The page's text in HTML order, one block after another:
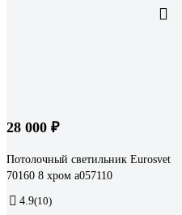
28 000 ₽
Потолочный светильник Eurosvet
70160 8 хром a057110
4.9(10)